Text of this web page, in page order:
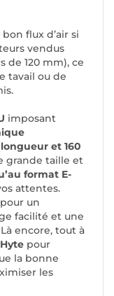
flux d’air si
vendus
de 120 mm), ce
tavail ou de
imposant
et 160
grande taille et
format E-
attentes.
un
facilité et une
encore, tout à
Hyte pour
la bonne
les